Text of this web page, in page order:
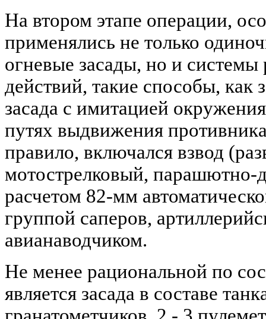
На втором этапе операции,
применялись не только
огневые засады, но и системы
действий, такие способы, как
засада с имитацией
путях выдвижения
правило, включался взвод
мотострелковый, парашютно-
расчетом 82-мм
группой саперов,
авианаводчиком.
Не менее рациональной по
является засада в составе